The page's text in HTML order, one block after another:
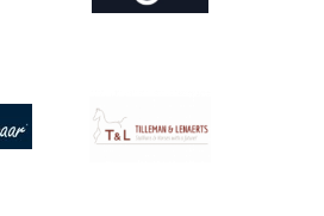
Afbeelding